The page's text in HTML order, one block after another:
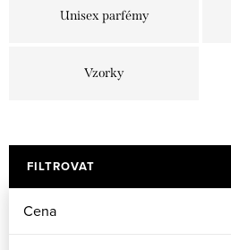
Unisex parfémy
Vzorky
FILTROVAT
Cena